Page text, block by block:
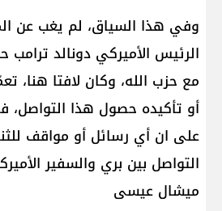
وفي هذا السياق، لم يغب عن
الرئيس الأميركي دونالد ترامب
مع حزب الله، وكان لافتا هنا،
أو تأكيده حصول هذا التواصل،
على ان أي رسائل أو مواقف
التواصل بين بري والسفير
ميشال عيسى